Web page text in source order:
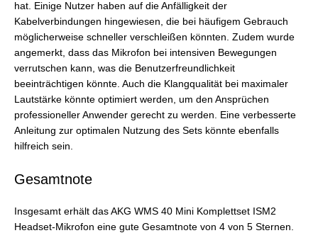
hat. Einige Nutzer haben auf die Anfälligkeit der
Kabelverbindungen hingewiesen, die bei häufigem Gebrauch
möglicherweise schneller verschleißen könnten. Zudem wurde
angemerkt, dass das Mikrofon bei intensiven Bewegungen
verrutschen kann, was die Benutzerfreundlichkeit
beeinträchtigen könnte. Auch die Klangqualität bei maximaler
Lautstärke könnte optimiert werden, um den Ansprüchen
professioneller Anwender gerecht zu werden. Eine verbesserte
Anleitung zur optimalen Nutzung des Sets könnte ebenfalls
hilfreich sein.
Gesamtnote
Insgesamt erhält das AKG WMS 40 Mini Komplettset ISM2
Headset-Mikrofon eine gute Gesamtnote von 4 von 5 Sternen.